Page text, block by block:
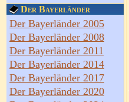
Der Bayerländer
Der Bayerländer 2005
Der Bayerländer 2008
Der Bayerländer 2011
Der Bayerländer 2014
Der Bayerländer 2017
Der Bayerländer 2020